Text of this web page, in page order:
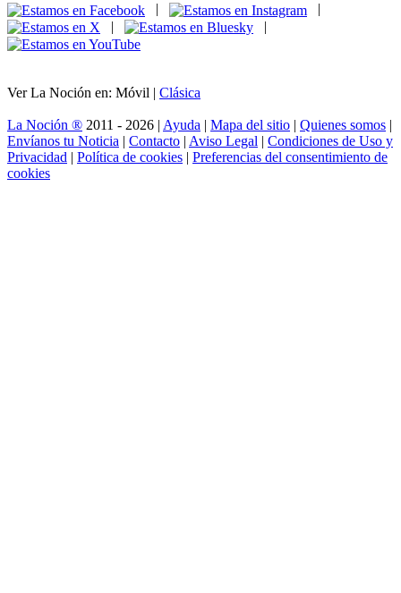
|
|
Ver La Noción en: Móvil | Clásica
La Noción ® 2011 - 2026 | Ayuda | Mapa del sitio | Quienes somos |
Envíanos tu Noticia | Contacto | Aviso Legal | Condiciones de Uso y
Privacidad | Política de cookies | Preferencias del consentimiento de
cookies